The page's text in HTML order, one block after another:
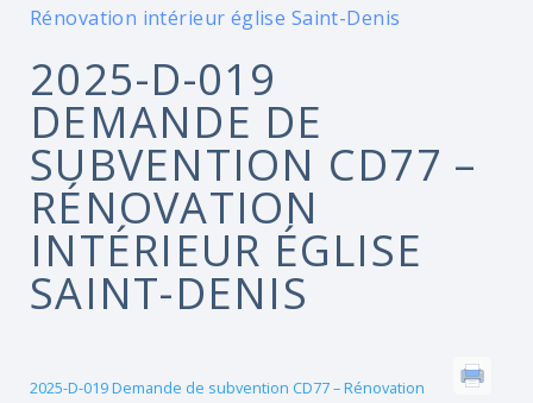
Rénovation intérieur église Saint-Denis
2025-D-019
DEMANDE DE
SUBVENTION CD77 –
RÉNOVATION
INTÉRIEUR ÉGLISE
SAINT-DENIS
2025-D-019 Demande de subvention CD77 – Rénovation